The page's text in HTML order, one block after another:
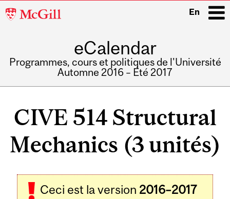
McGill
En
eCalendar
Programmes, cours et politiques de l'Université
Automne 2016 – Été 2017
CIVE 514 Structural
Mechanics (3 unités)
Ceci est la version 2016–2017